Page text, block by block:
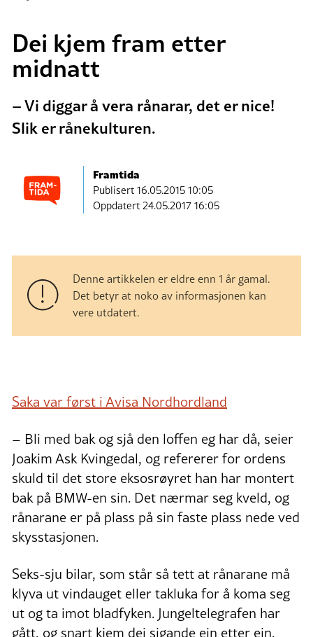
Dei kjem fram etter
midnatt
– Vi diggar å vera rånarar, det er nice!
Slik er rånekulturen.
Framtida
Publisert16.05.2015 10:05
Oppdatert 24.05.2017 16:05
Denne artikkelen er eldre enn 1 år gamal.
Det betyr at noko av informasjonen kan
vere utdatert.
Saka var først i Avisa Nordhordland
– Bli med bak og sjå den loffen eg har då, seier
Joakim Ask Kvingedal, og refererer for ordens
skuld til det store eksosrøyret han har montert
bak på BMW-en sin. Det nærmar seg kveld, og
rånarane er på plass på sin faste plass nede ved
skysstasjonen.
Seks-sju bilar, som står så tett at rånarane må
klyva ut vindauget eller takluka for å koma seg
ut og ta imot bladfyken. Jungeltelegrafen har
gått, og snart kjem dei sigande ein etter ein.